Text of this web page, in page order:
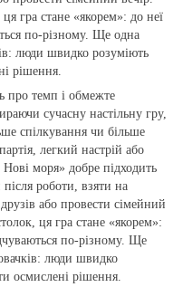
гра стане «якорем»: до неї
по‑різному. Ще одна
люди швидко розуміють
рішення.
про темп і обмежте
сучасну настільну гру,
спілкування чи більше
легкий настрій або
моря» добре підходить
після роботи, взяти на
або провести сімейний
ця гра стане «якорем»:
по‑різному. Ще
люди швидко
осмислені рішення.